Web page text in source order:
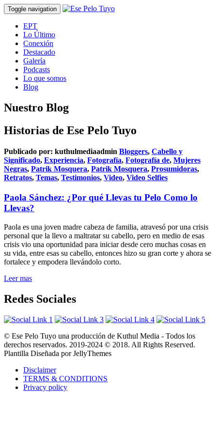
Toggle navigation
EPT
Lo Último
Conexión
Destacado
Galería
Podcasts
Lo que somos
Blog
Nuestro Blog
Historias de Ese Pelo Tuyo
Publicado por: kuthulmediaadmin Bloggers, Cabello y
Significado, Experiencia, Fotografía, Fotografía de, Mujeres
Negras, Patrik Mosquera, Patrik Mosquera, Prosumidoras,
Retratos, Temas, Testimonios, Video, Video Selfies
Paola Sánchez: ¿Por qué Llevas tu Pelo Como lo
Llevas?
Paola es una joven madre cabeza de familia, atravesó por una crisis
personal que la llevo a maltratar su cabello, pero en medio de esas
crisis vio una oportunidad para iniciar desde cero muchas cosas en
su vida, entre esas su cabello, entonces hizo su gran corte y ahora se
fortalece y empodera llevándolo corto.
Leer mas
Redes Sociales
© Ese Pelo Tuyo una producción de Kuthul Media - Todos los
derechos reservados. 2019-2024 © 2018. All Rights Reserved.
Plantilla Diseñada por JellyThemes
Disclaimer
TERMS & CONDITIONS
Privacy policy